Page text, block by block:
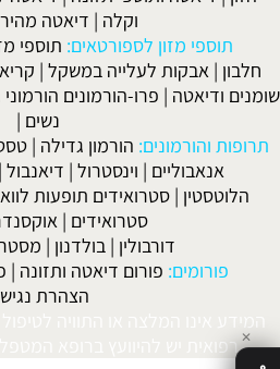
וקלה | דיאטה
תוספי מזון לספורטאים: תוספי
חלבון | אבקות לעלייה במשקל |
שומנים ודיאטה | פרו-הורמונים
נשים |
תרופות והורמונים: הורמון גדילה |
אנאבוליים | וינסטרול | דיאנבול |
הלוטסטין | סטרואידים תופעות
סטרואידים |
דורבולין | בולדנון |
פורומים: פורום דיאטה ותזונה |
הצהרת
המידע אינו המלצה או התוויה
רפואית יש להיוועץ ברופא ✕